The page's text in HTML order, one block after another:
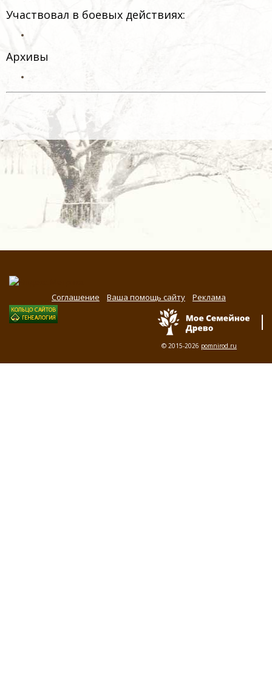
Участвовал в боевых действиях:
Архивы
Соглашение Ваша помощь сайту Реклама
© 2015-2026 pomnirod.ru